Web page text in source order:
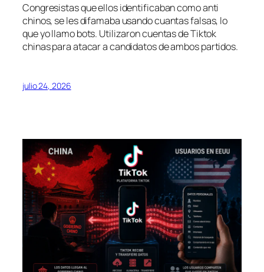
Congresistas que ellos identificaban como anti
chinos, se les difamaba usando cuantas falsas, lo
que yo llamo bots. Utilizaron cuentas de Tiktok
chinas para atacar a candidatos de ambos partidos.
julio 24, 2026